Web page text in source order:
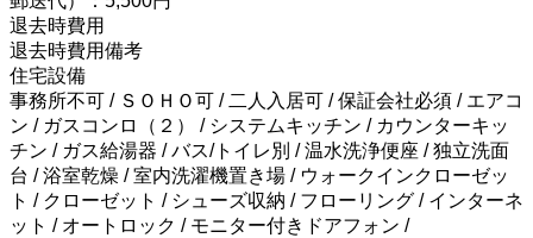
退去時費用
退去時費用備考
住宅設備
事務所不可 / ＳＯＨＯ可 / 二人入居可 / 保証会社必須 / エアコ
ン / ガスコンロ（２） / システムキッチン / カウンターキッ
チン / ガス給湯器 / バス/トイレ別 / 温水洗浄便座 / 独立洗面
台 / 浴室乾燥 / 室内洗濯機置き場 / ウォークインクローゼッ
ト / クローゼット / シューズ収納 / フローリング / インターネ
ット / オートロック / モニター付きドアフォン /